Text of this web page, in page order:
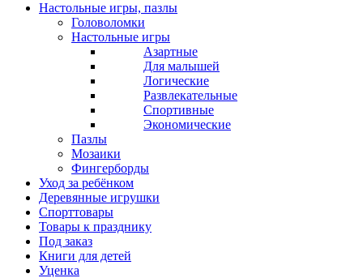
Настольные игры, пазлы
Головоломки
Настольные игры
Азартные
Для малышей
Логические
Развлекательные
Спортивные
Экономические
Пазлы
Мозаики
Фингерборды
Уход за ребёнком
Деревянные игрушки
Спорттовары
Товары к празднику
Под заказ
Книги для детей
Уценка